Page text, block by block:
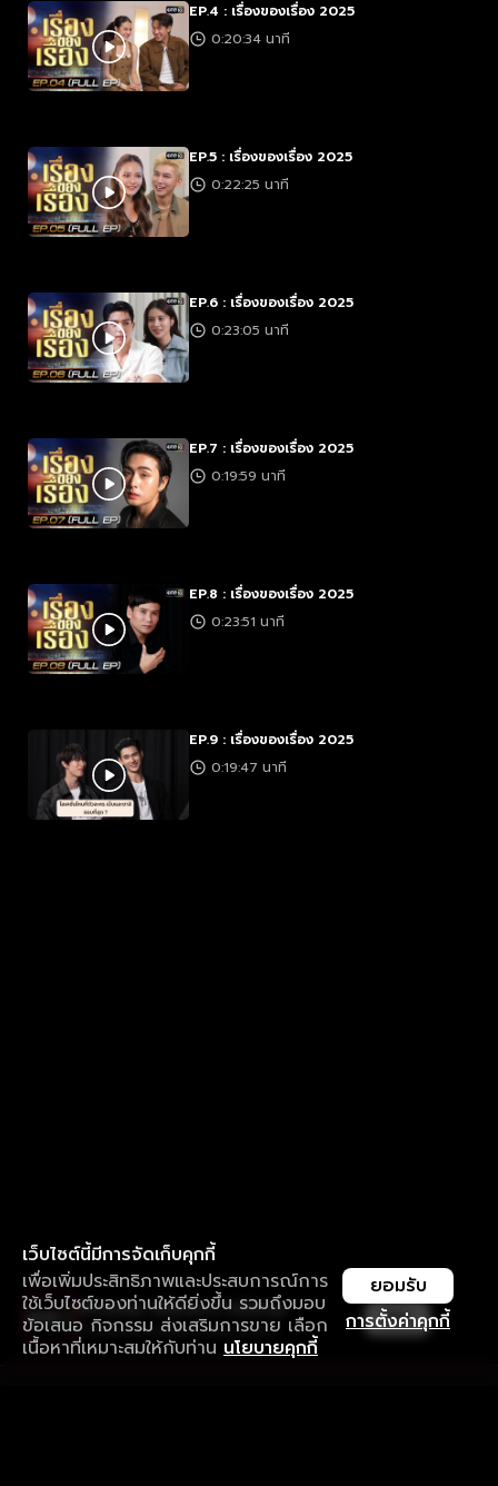
EP.4 : เรื่องของเรื่อง 2025
0:20:34 นาที
EP.5 : เรื่องของเรื่อง 2025
0:22:25 นาที
EP.6 : เรื่องของเรื่อง 2025
0:23:05 นาที
EP.7 : เรื่องของเรื่อง 2025
0:19:59 นาที
EP.8 : เรื่องของเรื่อง 2025
0:23:51 นาที
EP.9 : เรื่องของเรื่อง 2025
0:19:47 นาที
เว็บไซต์นี้มีการจัดเก็บคุกกี้
เพื่อเพิ่มประสิทธิภาพและประสบการณ์การ
ใช้เว็บไซต์ของท่านให้ดียิ่งขึ้น รวมถึงมอบ
ข้อเสนอ กิจกรรม ส่งเสริมการขาย เลือก
เนื้อหาที่เหมาะสมให้กับท่าน นโยบายคุกกี้
การตั้งค่าคุกกี้
ยอมรับ
ใช้งานแอป ลื่นไหลกว่า ไม่มีสะดุด
ดาวน์โหลดแอปเพื่อการรับชมที่ดีกว่า เปิด